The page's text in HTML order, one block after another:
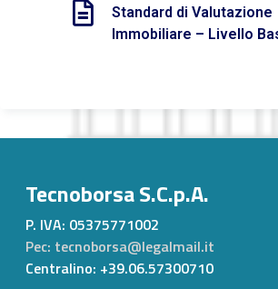
Standard di Valutazione
Immobiliare – Livello
Tecnoborsa S.C.p.A.
P. IVA: 05375771002
Pec: tecnoborsa@legalmail.it
Centralino: +39.06.57300710